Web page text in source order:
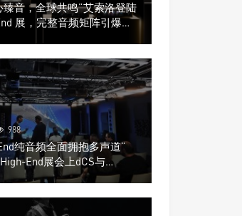
臻音，全球共鸣”艾索洛登陆
展，完整音频矩阵引爆关
988
纯音频全面拥抱多声道”
End展会上dCS与
搭建多声道演示系统